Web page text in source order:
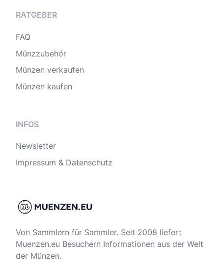
Von Sammlern für Sammler. Seit 2008 liefert
Muenzen.eu Besuchern Informationen aus der Welt
der Münzen.
RATGEBER
FAQ
Münzzubehör
Münzen verkaufen
Münzen kaufen
INFOS
Newsletter
Impressum & Datenschutz